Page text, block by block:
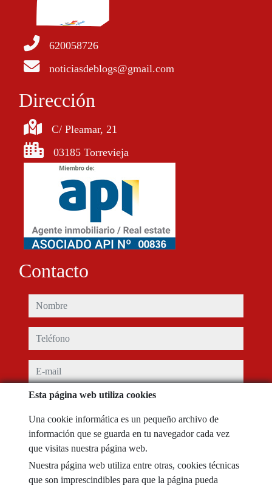
620058726
noticiasdeblogs@gmail.com
Dirección
C/ Pleamar, 21
03185 Torrevieja
Contacto
nombre
teléfono
e-mail
He leído y acepto las condiciones de uso y
mensaje
Esta página web utiliza cookies
Una cookie informática es un pequeño archivo de
información que se guarda en tu navegador cada vez
que visitas nuestra página web.
Nuestra página web utiliza entre otras, cookies técnicas
que son imprescindibles para que la página pueda